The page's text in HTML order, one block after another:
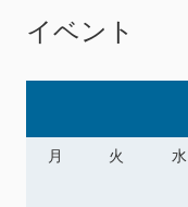
イベント
月 火 水